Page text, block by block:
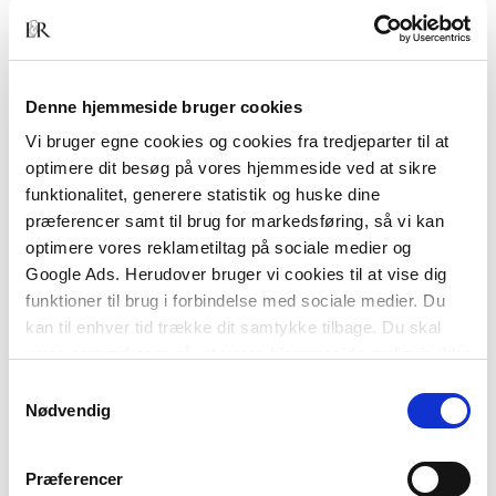
Denne hjemmeside bruger cookies
Vi bruger egne cookies og cookies fra tredjeparter til at
optimere dit besøg på vores hjemmeside ved at sikre
funktionalitet, generere statistik og huske dine
præferencer samt til brug for markedsføring, så vi kan
optimere vores reklametiltag på sociale medier og
Google Ads. Herudover bruger vi cookies til at vise dig
funktioner til brug i forbindelse med sociale medier. Du
kan til enhver tid trække dit samtykke tilbage. Du skal
tilbagetrækker et samtykke.
Nødvendig
Præferencer
Anvisningen er et supplement til andre
projekteringsvejledninger og -værktøjer. Den
med behov for en hurtig og enkel metode til at
analysere dagslysforholdene i kommende
byggerier.
Af samme forfatter